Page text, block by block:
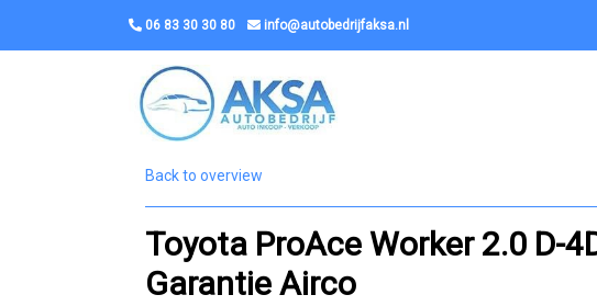
06 83 30 30 80 info@autobedrijfaksa.nl
Back to overview
Toyota ProAce Worker 2.0 D-
Garantie Airco